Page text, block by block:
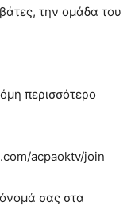
την ομάδα του
περισσότερο
acpaoktv/join
σας στα